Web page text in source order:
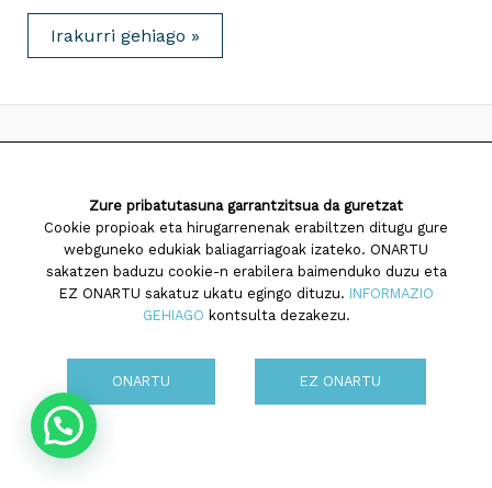
Saiatuz
Psikoterapia
Ongi
Irakurri gehiago »
Diseinua eta garapena:TaPuntu
Cookien politika
Pribatutasun politika
Zure pribatutasuna garrantzitsua da guretzat
Cookie propioak eta hirugarrenenak erabiltzen ditugu gure
webguneko edukiak baliagarriagoak izateko. ONARTU
sakatzen baduzu cookie-n erabilera baimenduko duzu eta
EZ ONARTU sakatuz ukatu egingo dituzu. INFORMAZIO
GEHIAGO kontsulta dezakezu.
ONARTU EZ ONARTU